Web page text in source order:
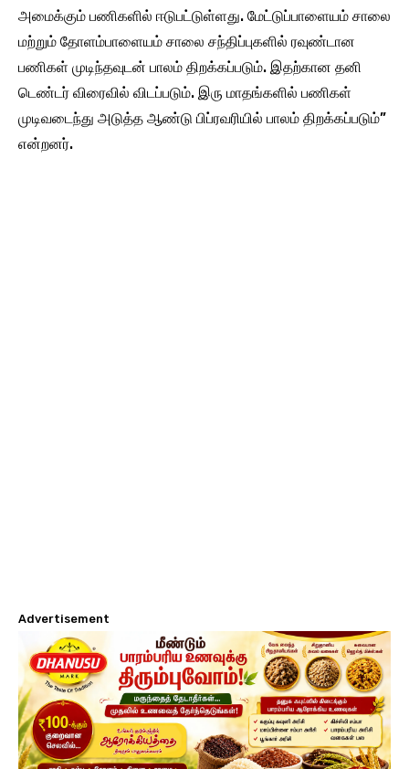
அமைக்கும் பணிகளில் ஈடுபட்டுள்ளது. மேட்டுப்பாளையம் சாலை
மற்றும் தோளம்பாளையம் சாலை சந்திப்புகளில் ரவுண்டான
பணிகள் முடிந்தவுடன் பாலம் திறக்கப்படும். இதற்கான தனி
டெண்டர் விரைவில் விடப்படும். இரு மாதங்களில் பணிகள்
முடிவடைந்து அடுத்த ஆண்டு பிப்ரவரியில் பாலம் திறக்கப்படும்”
என்றனர்.
Advertisement